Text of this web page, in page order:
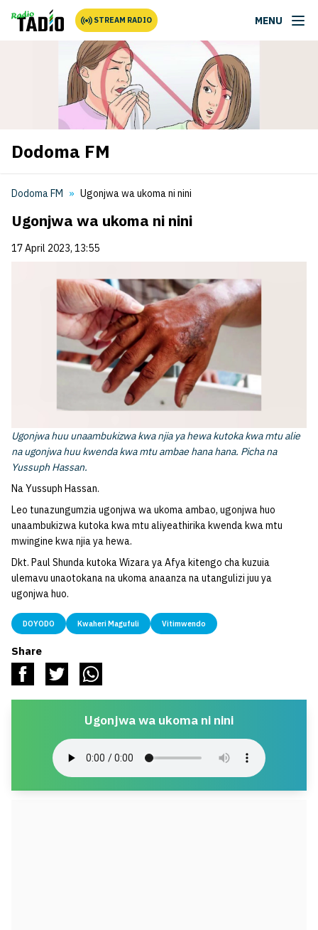
STREAM RADIO MENU
Dodoma FM
Dodoma FM Ugonjwa wa ukoma ni nini
Ugonjwa wa ukoma ni nini
17 April 2023, 13:55
Ugonjwa huu unaambukizwa kwa njia ya hewa kutoka kwa mtu alie
na ugonjwa huu kwenda kwa mtu ambae hana hana. Picha na
Yussuph Hassan.
Na Yussuph Hassan.
Leo tunazungumzia ugonjwa wa ukoma ambao, ugonjwa huo
unaambukizwa kutoka kwa mtu aliyeathirika kwenda kwa mtu
mwingine kwa njia ya hewa.
Dkt. Paul Shunda kutoka Wizara ya Afya kitengo cha kuzuia
ulemavu unaotokana na ukoma anaanza na utangulizi juu ya
ugonjwa huo.
DOYODO Kwaheri Magufuli Vitimwendo
Share
Ugonjwa wa ukoma ni nini